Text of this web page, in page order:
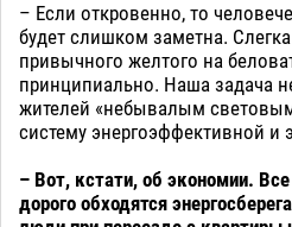
– Если откровенно, то
будет слишком заметна.
привычного желтого на
принципиально. Наша задача
жителей «небывалым
систему энергоэффективной и
– Вот, кстати, об экономии.
дорого обходятся